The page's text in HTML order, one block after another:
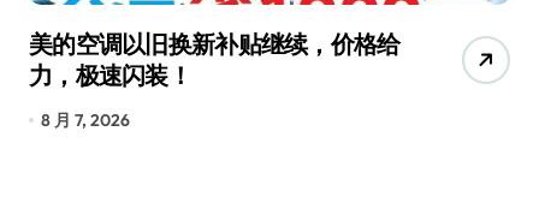
美的空调以旧换新补贴继续，价格给
力，极速闪装！
8 月 7, 2026